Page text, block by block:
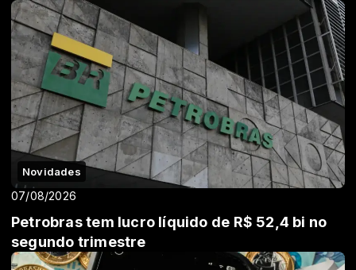
Novidades
07/08/2026
Petrobras tem lucro líquido de R$ 52,4 bi no
segundo trimestre